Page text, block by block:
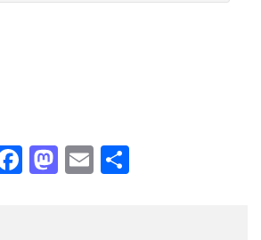
Facebook
Mastodon
Email